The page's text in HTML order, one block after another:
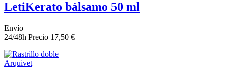
LetiKerato bálsamo 50 ml
Envío
24/48h Precio 17,50 €
Arquivet